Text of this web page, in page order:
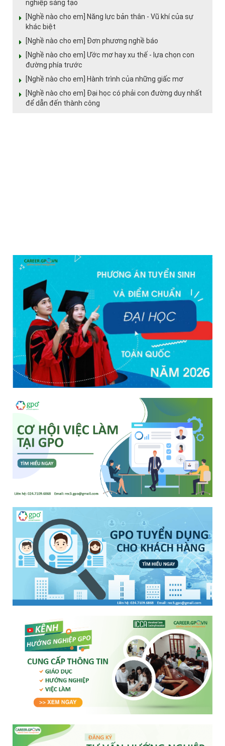
nghiệp sáng tạo
[Nghề nào cho em] Năng lực bản thân - Vũ khí của sự
khác biệt
[Nghề nào cho em] Đơn phương nghề báo
[Nghề nào cho em] Ước mơ hay xu thế - lựa chọn con
đường phía trước
[Nghề nào cho em] Hành trình của những giấc mơ
[Nghề nào cho em] Đại học có phải con đường duy nhất
để dẫn đến thành công